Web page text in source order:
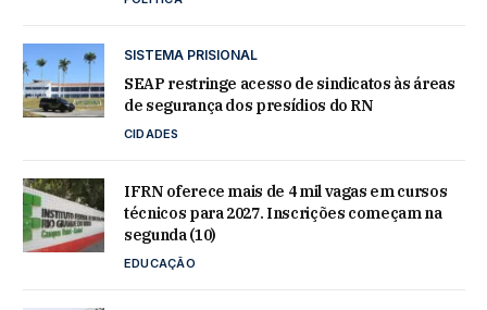
SISTEMA PRISIONAL
SEAP restringe acesso de sindicatos às áreas
de segurança dos presídios do RN
CIDADES
IFRN oferece mais de 4 mil vagas em cursos
técnicos para 2027. Inscrições começam na
segunda (10)
EDUCAÇÃO